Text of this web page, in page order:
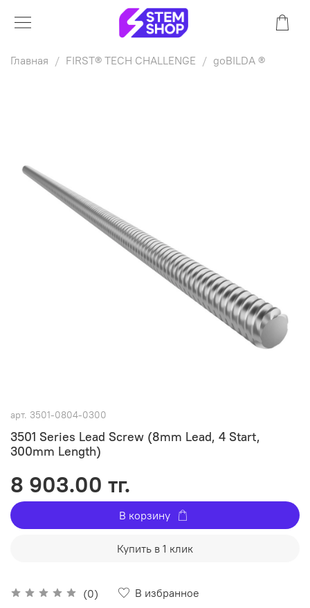
Главная FIRST® TECH CHALLENGE goBILDA ®
арт. 3501-0804-0300
3501 Series Lead Screw (8mm Lead, 4 Start,
300mm Length)
(0)
В избранное
8 903.00 тг.
В корзину
Купить в 1 клик